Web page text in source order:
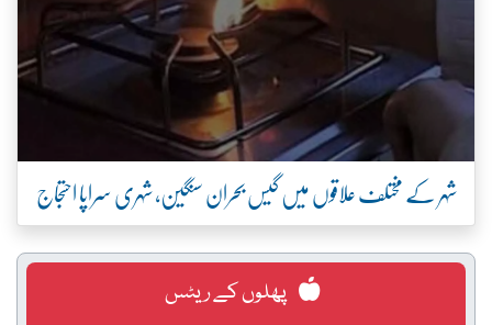
شہر کے مختلف علاقوں میں گیس بحران سنگین، شہری سراپا احتجاج
پھلوں کے ریٹس